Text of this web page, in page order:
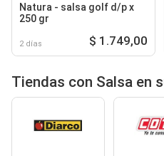
Natura - salsa golf d/p x
250 gr
2 días $ 1.749,00
Tiendas con Salsa en